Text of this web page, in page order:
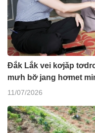
Đắk Lắk vei kơjăp
mưh bơ̆ jang hơmet
11/07/2026